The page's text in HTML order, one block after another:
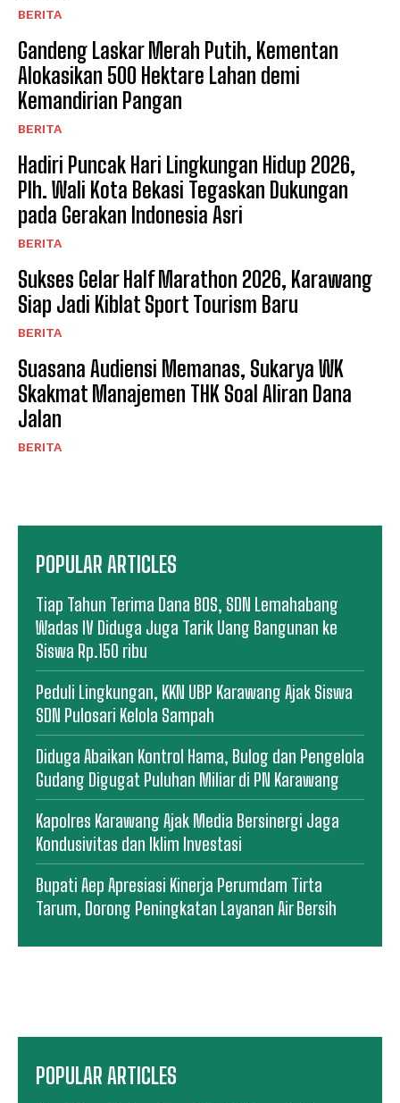
BERITA
Gandeng Laskar Merah Putih, Kementan
Alokasikan 500 Hektare Lahan demi
Kemandirian Pangan ​
BERITA
Hadiri Puncak Hari Lingkungan Hidup 2026,
Plh. Wali Kota Bekasi Tegaskan Dukungan
pada Gerakan Indonesia Asri
BERITA
Sukses Gelar Half Marathon 2026, Karawang
Siap Jadi Kiblat Sport Tourism Baru ​
BERITA
Suasana Audiensi Memanas, Sukarya WK
Skakmat Manajemen THK Soal Aliran Dana
Jalan
BERITA
POPULAR ARTICLES
Tiap Tahun Terima Dana BOS, SDN Lemahabang
Wadas IV Diduga Juga Tarik Uang Bangunan ke
Siswa Rp.150 ribu
Peduli Lingkungan, KKN UBP Karawang Ajak Siswa
SDN Pulosari Kelola Sampah
Diduga Abaikan Kontrol Hama, Bulog dan Pengelola
Gudang Digugat Puluhan Miliar di PN Karawang
Kapolres Karawang Ajak Media Bersinergi Jaga
Kondusivitas dan Iklim Investasi
Bupati Aep Apresiasi Kinerja Perumdam Tirta
Tarum, Dorong Peningkatan Layanan Air Bersih
POPULAR ARTICLES